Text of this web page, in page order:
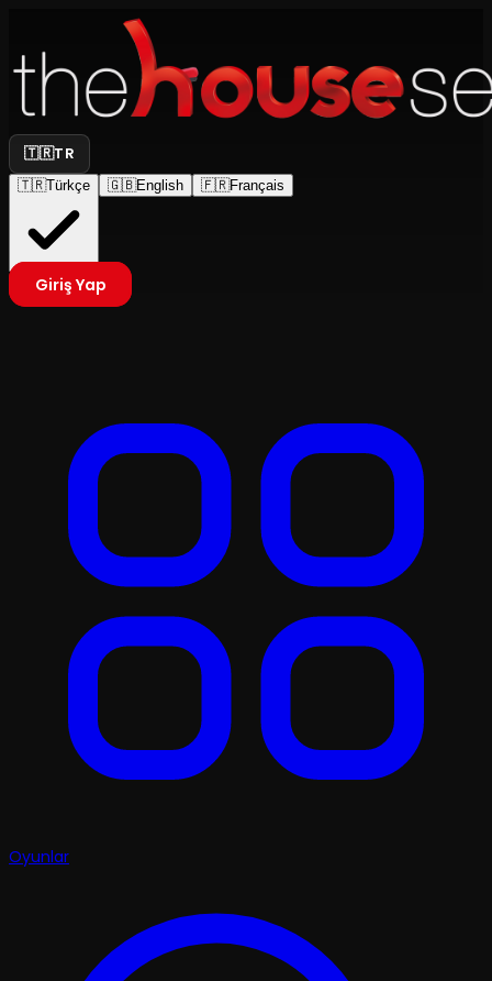
🇹🇷TR
🇹🇷Türkçe 🇬🇧English 🇫🇷Français
Giriş Yap
Oyunlar